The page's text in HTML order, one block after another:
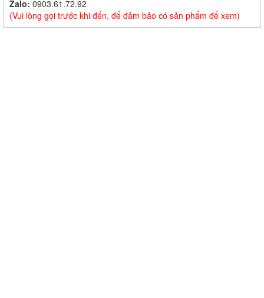
Zalo: 0903.61.72.92
(Vui lòng gọi trước khi đến, để đảm bảo có sản phẩm để xem)